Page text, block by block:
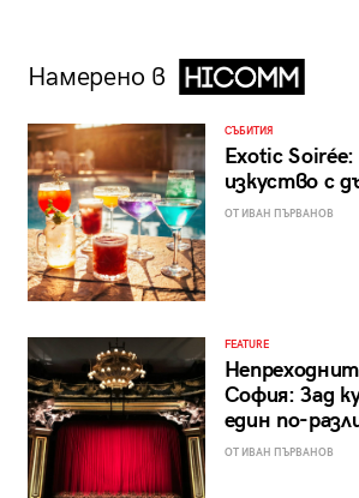
Намерено в
СЪБИТИЯ
Exotic
изкуство с
ОТ ИВАН ПЪРВАНОВ
FEATURE
София: Зад
един по-
ОТ ИВАН ПЪРВАНОВ